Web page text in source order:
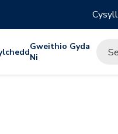
Gweithio Gyda
Ni